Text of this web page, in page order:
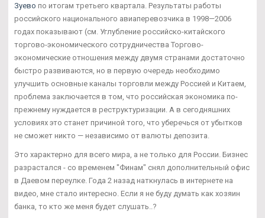
Зуево по итогам третьего квартала. Результаты работы
российского национального авиаперевозчика в 1998—2006
годах показывают (см. Углубление российско-китайского
торгово-экономического сотрудничества Торгово-
экономические отношения между двумя странами достаточно
быстро развиваются, но в первую очередь необходимо
улучшить основные каналы торговли между Россией и Китаем,
проблема заключается в том, что российская экономика по-
прежнему нуждается в реструктуризации. А в сегодняшних
условиях это станет причиной того, что уберечься от убытков
не сможет никто — независимо от валюты депозита.
Это характерно для всего мира, а не только для России. Бизнес
разрастался - со временем "Финам" снял дополнительный офис
в Даевом переулке. Года 2 назад наткнулась в интернете на
видео, мне стало интересно. Если я не буду думать как хозяин
банка, то кто же меня будет слушать..?